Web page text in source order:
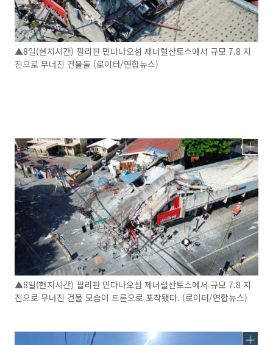
▲8일(현지시간) 필리핀 민다나오섬 제너럴산토스에서 규모 7.8 지
진으로 무너진 건물들 (로이터/연합뉴스)
▲8일(현지시간) 필리핀 민다나오섬 제너럴산토스에서 규모 7.8 지
진으로 무너진 건물 모습이 드론으로 포착됐다. (로이터/연합뉴스)